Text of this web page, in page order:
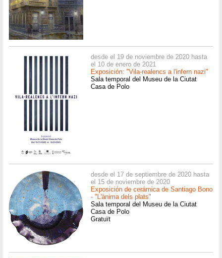
desde el 19 de noviembre de 2020 hasta
el 10 de enero de 2021
Exposición: "Vila-realencs a l'infern nazi"
Sala temporal del Museu de la Ciutat
Casa de Polo
desde el 17 de septiembre de 2020 hasta
el 15 de noviembre de 2020
Exposición de cerámica de Santiago Bono
- "L'ànima dels plats"
Sala temporal del Museu de la Ciutat
Casa de Polo
Gratuït